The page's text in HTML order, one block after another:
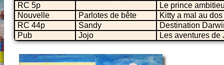
RC 5p
Le prince
Nouvelle
Parlotes de bête
Kitty a mal au
RC 44p
Sandy
Destination
Pub
Jojo Les aventures